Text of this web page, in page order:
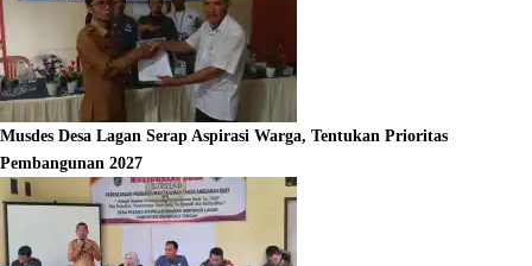
Musdes Desa Lagan Serap Aspirasi Warga, Tentukan Prioritas
Pembangunan 2027